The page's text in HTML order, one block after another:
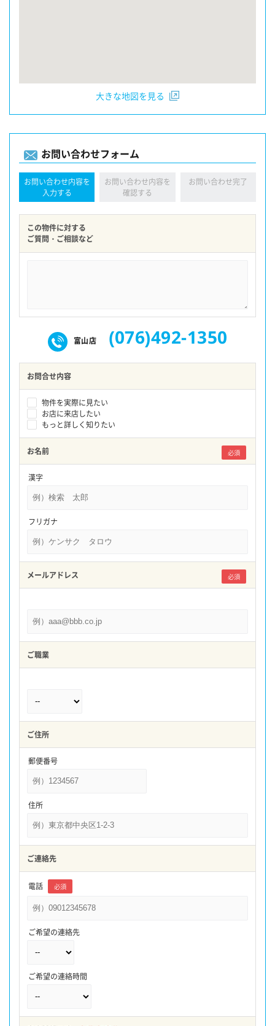
大きな地図を見る
お問い合わせフォーム
お問い合わせ内容を
入力する
お問い合わせ内容を
確認する
お問い合わせ完了
この物件に対する
ご質問・ご相談など
富山店 (076)492-1350
お問合せ内容
物件を実際に見たい
お店に来店したい
もっと詳しく知りたい
お名前 必須
漢字
フリガナ
メールアドレス 必須
ご職業
ご住所
郵便番号
住所
ご連絡先
電話 必須
ご希望の連絡先
ご希望の連絡時間